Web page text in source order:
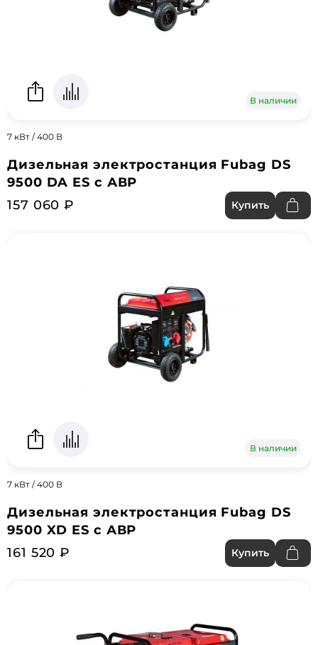
В наличии
7 кВт / 400 В
Дизельная электростанция Fubag DS
9500 DA ES с АВР
157 060 ₽
Купить
В наличии
7 кВт / 400 В
Дизельная электростанция Fubag DS
9500 XD ES с АВР
161 520 ₽
Купить